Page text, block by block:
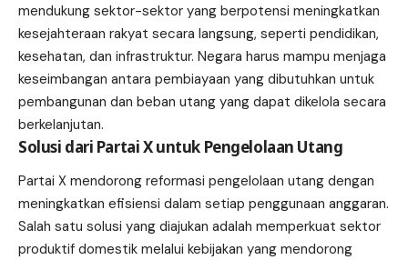
mendukung sektor-sektor yang berpotensi meningkatkan
kesejahteraan rakyat secara langsung, seperti pendidikan,
kesehatan, dan infrastruktur. Negara harus mampu menjaga
keseimbangan antara pembiayaan yang dibutuhkan untuk
pembangunan dan beban utang yang dapat dikelola secara
berkelanjutan.
Solusi dari Partai X untuk Pengelolaan Utang
Partai X mendorong reformasi pengelolaan utang dengan
meningkatkan efisiensi dalam setiap penggunaan anggaran.
Salah satu solusi yang diajukan adalah memperkuat sektor
produktif domestik melalui kebijakan yang mendorong